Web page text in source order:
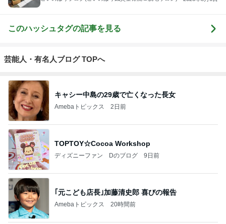
このハッシュタグの記事を見る
芸能人・有名人ブログ TOPへ
キャシー中島の29歳で亡くなった長女
Amebaトピックス 2日前
TOPTOY☆Cocoa Workshop
ディズニーファン Dのブログ 9日前
｢元こども店長｣加藤清史郎 喜びの報告
Amebaトピックス 20時間前